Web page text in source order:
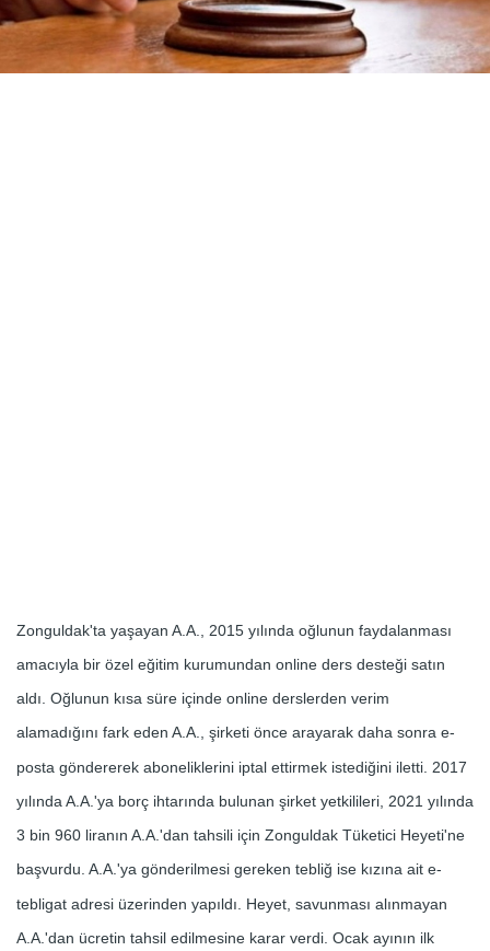
Zonguldak'ta yaşayan A.A., 2015 yılında oğlunun faydalanması
amacıyla bir özel eğitim kurumundan online ders desteği satın
aldı. Oğlunun kısa süre içinde online derslerden verim
alamadığını fark eden A.A., şirketi önce arayarak daha sonra e-
posta göndererek aboneliklerini iptal ettirmek istediğini iletti. 2017
yılında A.A.'ya borç ihtarında bulunan şirket yetkilileri, 2021 yılında
3 bin 960 liranın A.A.'dan tahsili için Zonguldak Tüketici Heyeti'ne
başvurdu. A.A.'ya gönderilmesi gereken tebliğ ise kızına ait e-
tebligat adresi üzerinden yapıldı. Heyet, savunması alınmayan
A.A.'dan ücretin tahsil edilmesine karar verdi. Ocak ayının ilk